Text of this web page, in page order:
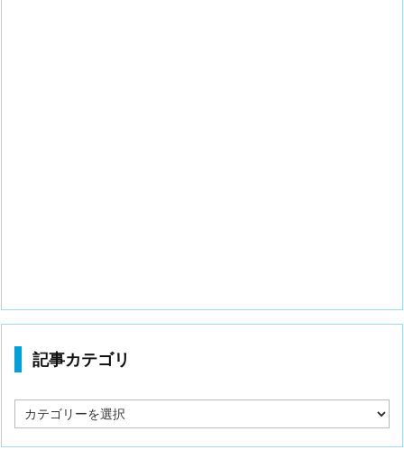
記事カテゴリ
事